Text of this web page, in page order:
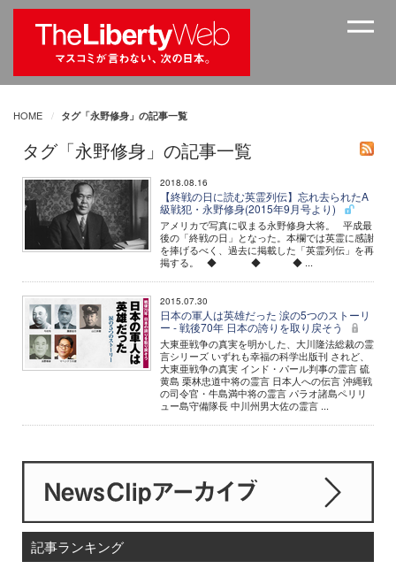
HOME タグ「永野修身」の記事一覧
タグ「永野修身」の記事一覧
2018.08.16
【終戦の日に読む英霊列伝】忘れ去られたA
級戦犯・永野修身(2015年9月号より)
アメリカで写真に収まる永野修身大将。 平成最
後の「終戦の日」となった。本欄では英霊に感謝
を捧げるべく、過去に掲載した「英霊列伝」を再
掲する。 ◆ ◆ ◆ ...
2015.07.30
日本の軍人は英雄だった 涙の5つのストーリ
ー - 戦後70年 日本の誇りを取り戻そう
大東亜戦争の真実を明かした、大川隆法総裁の霊
言シリーズ いずれも幸福の科学出版刊 されど、
大東亜戦争の真実 インド・パール判事の霊言 硫
黄島 栗林忠道中将の霊言 日本人への伝言 沖縄戦
の司令官・牛島満中将の霊言 パラオ諸島ペリリ
ュー島守備隊長 中川州男大佐の霊言 ...
記事ランキング